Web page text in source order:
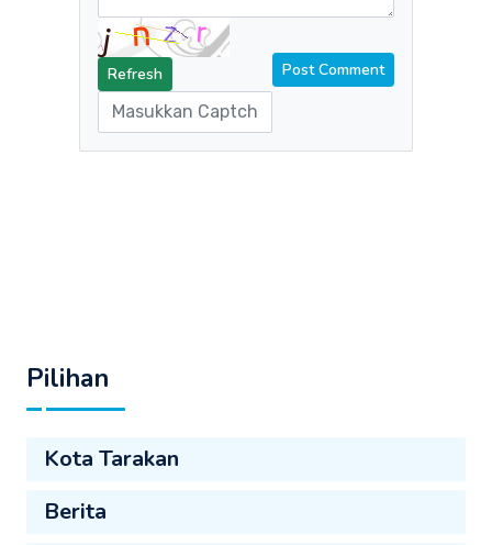
Refresh
Pilihan
Kota Tarakan
Berita